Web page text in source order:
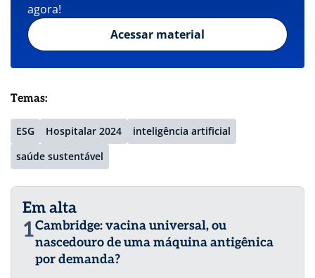
agora!
Acessar material
Temas:
ESG Hospitalar 2024
inteligência artificial
saúde sustentável
Em alta
1Cambridge: vacina universal, ou
nascedouro de uma máquina antigênica
por demanda?